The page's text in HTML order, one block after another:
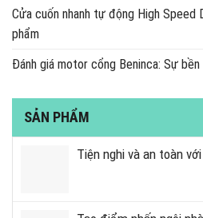
Cửa cuốn nhanh tự động High Speed
phẩm
Đánh giá motor cổng Beninca: Sự
SẢN PHẨM
Tiện nghi và an toàn